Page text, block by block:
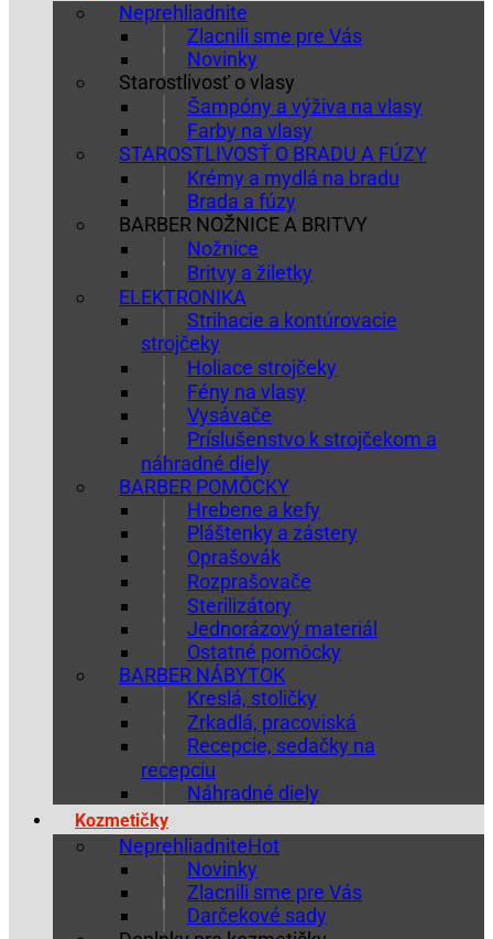
Neprehliadnite
Zlacnili sme pre Vás
Novinky
Starostlivosť o vlasy
Šampóny a výživa na vlasy
Farby na vlasy
STAROSTLIVOSŤ O BRADU A FÚZY
Krémy a mydlá na bradu
Brada a fúzy
BARBER NOŽNICE A BRITVY
Nožnice
Britvy a žiletky
ELEKTRONIKA
Strihacie a kontúrovacie
strojčeky
Holiace strojčeky
Fény na vlasy
Vysávače
Príslušenstvo k strojčekom a
náhradné diely
BARBER POMÔCKY
Hrebene a kefy
Pláštenky a zástery
Oprašovák
Rozprašovače
Sterilizátory
Jednorázový materiál
Ostatné pomôcky
BARBER NÁBYTOK
Kreslá, stoličky
Zrkadlá, pracoviská
Recepcie, sedačky na
recepciu
Náhradné diely
Kozmetičky
Neprehliadnite
Novinky
Zlacnili sme pre Vás
Darčekové sady